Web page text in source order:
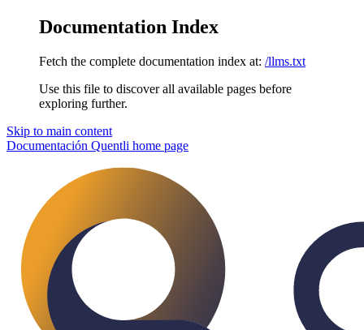
Documentation Index
Fetch the complete documentation index at: /llms.txt
Use this file to discover all available pages before
exploring further.
Skip to main content
Documentación Quentli home page